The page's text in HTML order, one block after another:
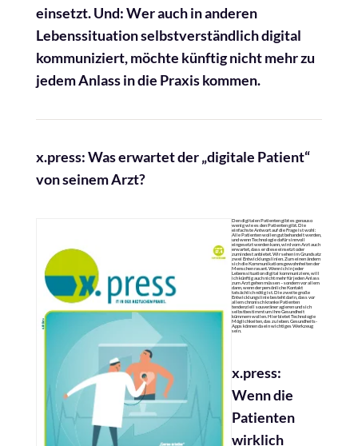
einsetzt. Und: Wer auch in anderen
Lebenssituation selbstverständlich digital
kommuniziert, möchte künftig nicht mehr zu
jedem Anlass in die Praxis kommen.
x.press: Was erwartet der „digitale Patient“
von seinem Arzt?
Den digitalen Patienten gibt es genauso
wenig wie es den Patienten gibt. Die
einfachste Antwort auf die Frage ist wohl:
Alle Patienten wollen gut behandelt werden,
und wenn Technologie dafür sinnvoll
eingesetzt werden kann, wird vom Arzt auch
erwartet, dass er diese einsetzt oder
zumindest anbietet. Wir sehen im Grundsatz
zwei Entwicklungslinien. Zum einen ändern
sich die Kommunikationsgewohnheiten der
Menschen rasant. Wenn ich in jeder
Lebenssituation digital kommuniziere, will
ich künftig auch nicht mehr für jeden Anlass
zum Arzt gehen müssen – sondern vor allem
dann, wenn der persönliche Kontakt
tatsächlich nötig ist. Die zweite große
Entwicklungslinie besteht darin, dass vor
allem chronisch kranke Patienten
tendenziell souveräner agieren und sich
selbstbestimmt um ihre Gesundheit
kümmern wollen. Hier bietet Technologie
Möglichkeiten, das zu leben. Gesundheits-
Apps können da ein wichtiges Werkzeug
sein.
x.press:
Wenn die
Patienten
wirklich